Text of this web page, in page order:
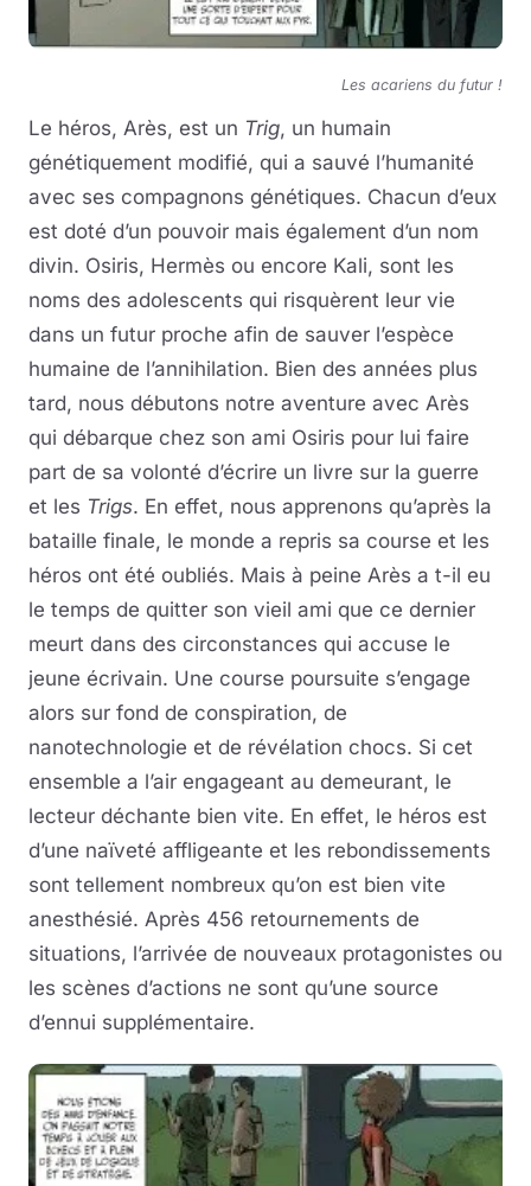
Les acariens du futur !
Le héros, Arès, est un Trig, un humain
génétiquement modifié, qui a sauvé l’humanité
avec ses compagnons génétiques. Chacun d’eux
est doté d’un pouvoir mais également d’un nom
divin. Osiris, Hermès ou encore Kali, sont les
noms des adolescents qui risquèrent leur vie
dans un futur proche afin de sauver l’espèce
humaine de l’annihilation. Bien des années plus
tard, nous débutons notre aventure avec Arès
qui débarque chez son ami Osiris pour lui faire
part de sa volonté d’écrire un livre sur la guerre
et les Trigs. En effet, nous apprenons qu’après la
bataille finale, le monde a repris sa course et les
héros ont été oubliés. Mais à peine Arès a t-il eu
le temps de quitter son vieil ami que ce dernier
meurt dans des circonstances qui accuse le
jeune écrivain. Une course poursuite s’engage
alors sur fond de conspiration, de
nanotechnologie et de révélation chocs. Si cet
ensemble a l’air engageant au demeurant, le
lecteur déchante bien vite. En effet, le héros est
d’une naïveté affligeante et les rebondissements
sont tellement nombreux qu’on est bien vite
anesthésié. Après 456 retournements de
situations, l’arrivée de nouveaux protagonistes ou
les scènes d’actions ne sont qu’une source
d’ennui supplémentaire.